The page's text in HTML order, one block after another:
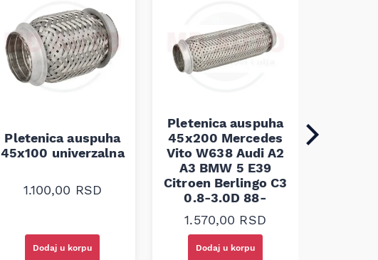
Pletenica auspuha
45x100 univerzalna
1.100,00 RSD
Dodaj u korpu
Pletenica auspuha
45x200 Mercedes
Vito W638 Audi A2
A3 BMW 5 E39
Citroen Berlingo C3
0.8-3.0D 88-
1.570,00 RSD
Dodaj u korpu